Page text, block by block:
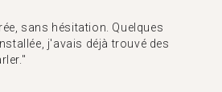
sans hésitation. Quelques
j'avais déjà trouvé des